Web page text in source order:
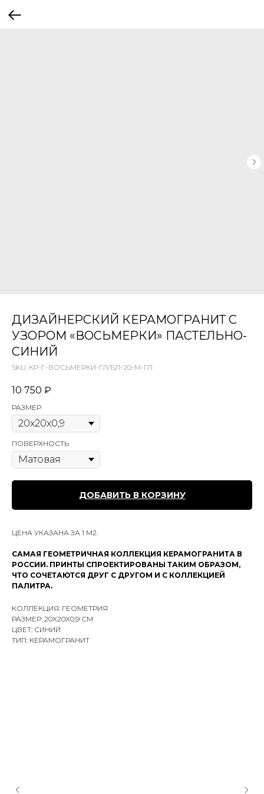
ДИЗАЙНЕРСКИЙ КЕРАМОГРАНИТ С
УЗОРОМ «ВОСЬМЕРКИ» ПАСТЕЛЬНО-
СИНИЙ
SKU: КР-Г-ВОСЬМЕРКИ-ГЛ/БЛ-20-М-ГЛ
10 750 ₽
РАЗМЕР
ПОВЕРХНОСТЬ
ДОБАВИТЬ В КОРЗИНУ
ЦЕНА УКАЗАНА ЗА 1 М2.
САМАЯ ГЕОМЕТРИЧНАЯ КОЛЛЕКЦИЯ КЕРАМОГРАНИТА В
РОССИИ. ПРИНТЫ СПРОЕКТИРОВАНЫ ТАКИМ ОБРАЗОМ,
ЧТО СОЧЕТАЮТСЯ ДРУГ С ДРУГОМ И С КОЛЛЕКЦИЕЙ
ПАЛИТРА.
КОЛЛЕКЦИЯ: ГЕОМЕТРИЯ
РАЗМЕР: 20X20X0,9 СМ
ЦВЕТ: СИНИЙ
ТИП: КЕРАМОГРАНИТ